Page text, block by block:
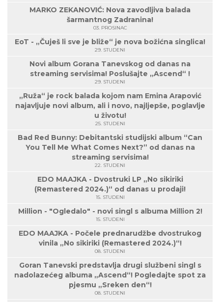
MARKO ZEKANOVIĆ: Nova zavodljiva balada
šarmantnog Zadranina!
03. PROSINAC
EoT - „Čuješ li sve je bliže“ je nova božićna singlica!
29. STUDENI
Novi album Gorana Tanevskog od danas na
streaming servisima! Poslušajte „Ascend“ !
29. STUDENI
„Ruža“ je rock balada kojom nam Emina Arapović
najavljuje novi album, ali i novo, najljepše, poglavlje
u životu!
25. STUDENI
Bad Red Bunny: Debitantski studijski album “Can
You Tell Me What Comes Next?” od danas na
streaming servisima!
22. STUDENI
EDO MAAJKA - Dvostruki LP „No sikiriki
(Remastered 2024.)“ od danas u prodaji!
15. STUDENI
Million - "Ogledalo" - novi singl s albuma Million 2!
15. STUDENI
EDO MAAJKA - Počele prednarudžbe dvostrukog
vinila „No sikiriki (Remastered 2024.)“!
08. STUDENI
Goran Tanevski predstavlja drugi službeni singl s
nadolazećeg albuma „Ascend“! Pogledajte spot za
pjesmu „Sreken den“!
08. STUDENI